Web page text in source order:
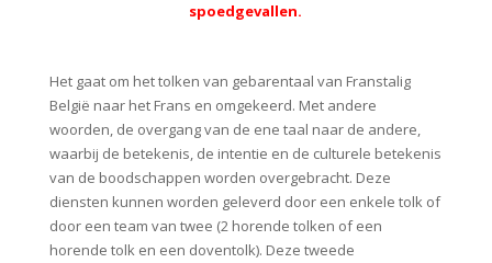
spoedgevallen.
Het gaat om het tolken van gebarentaal van Franstalig
België naar het Frans en omgekeerd. Met andere
woorden, de overgang van de ene taal naar de andere,
waarbij de betekenis, de intentie en de culturele betekenis
van de boodschappen worden overgebracht. Deze
diensten kunnen worden geleverd door een enkele tolk of
door een team van twee (2 horende tolken of een
horende tolk en een doventolk). Deze tweede